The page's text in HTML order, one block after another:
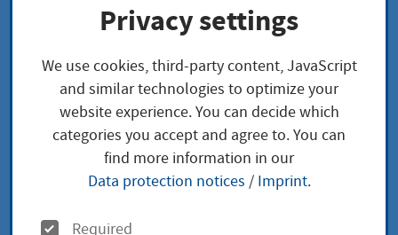
Planning, construction and traffic
Spielplatz großer Kletterfelsen
Spielplatz großer
Kletterfelsen
Privacy settings
We use cookies, third-party content, JavaScript
and similar technologies to optimize your
website experience. You can decide which
categories you accept and agree to. You can
find more information in our
Data protection notices / Imprint.
O
Required